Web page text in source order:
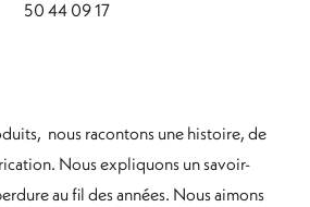
50 44 09 17
nous racontons une histoire, de
Nous expliquons un savoir-
au fil des années. Nous aimons